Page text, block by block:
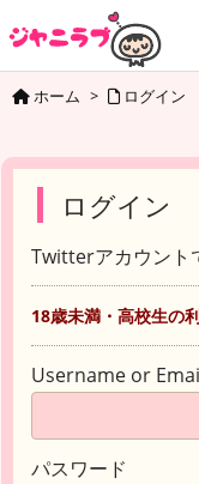
ホーム > ログイン
ログイン
Twitterアカウント
18歳未満・高校生の
Username or
パスワード